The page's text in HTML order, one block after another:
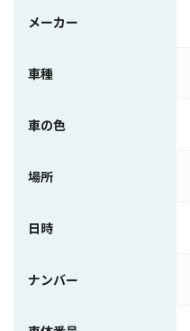
メーカー
車種
車の色
場所
日時
ナンバー